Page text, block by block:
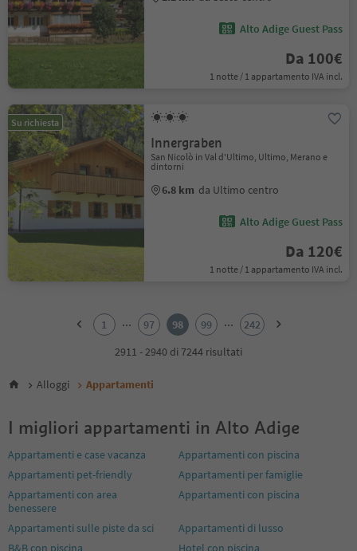
Alto Adige Guest Pass
Da 100€
1 notte / 1 appartamento IVA incl.
Su richiesta
Innergraben
San Nicolò in Val d'Ultimo, Ultimo, Merano e
dintorni
6.8 km da Ultimo centro
Alto Adige Guest Pass
Da 120€
1 notte / 1 appartamento IVA incl.
6
11
12
13
14
15
1 ... 97 98 99 ...
242
2911 - 2940 di 7244 risultati
Alloggi Appartamenti
I migliori appartamenti in Alto Adige
Appartamenti e case vacanza
Appartamenti con piscina
Appartamenti pet-friendly
Appartamenti per famiglie
Appartamenti con area
benessere
Appartamenti con piscina
Appartamenti sulle piste da sci
Appartamenti di lusso
B&B con piscina
Hotel con piscina